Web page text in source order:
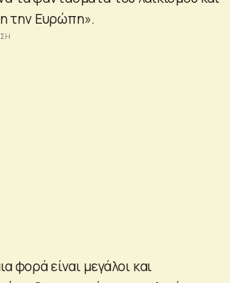
την Ευρώπη».
φορά είναι μεγάλοι και